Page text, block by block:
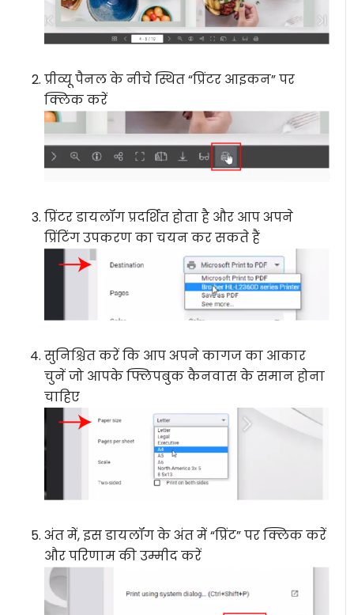
प्रीव्यू पैनल के नीचे स्थित “प्रिंटर आइकन” पर
क्लिक करें
प्रिंटर डायलॉग प्रदर्शित होता है और आप अपने
प्रिंटिंग उपकरण का चयन कर सकते हैं
सुनिश्चित करें कि आप अपने कागज का आकार
चुनें जो आपके फ्लिपबुक कैनवास के समान होना
चाहिए
अंत में, इस डायलॉग के अंत में “प्रिंट” पर क्लिक करें
और परिणाम की उम्मीद करें